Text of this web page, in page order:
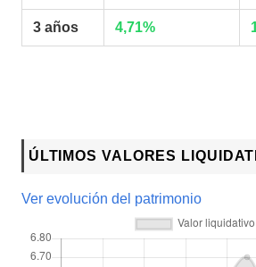
3 años 4,71%
ÚLTIMOS VALORES
Ver evolución del patrimonio